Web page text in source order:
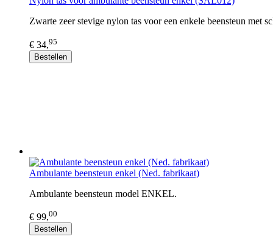
Zwarte zeer stevige nylon tas voor een enkele beensteun met
€ 34,95
Bestellen
Ambulante beensteun enkel (Ned. fabrikaat)
Ambulante beensteun model ENKEL.
€ 99,00
Bestellen